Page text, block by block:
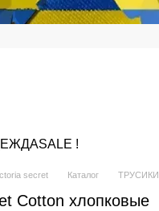
SALE !
secret Каталог ТРУСИКИ
Cotton хлопковые